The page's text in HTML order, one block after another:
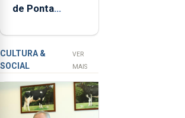
relacionadas
a
apanha
ilegal
de
lapas
entre
de Ponta
contar com
novos
instrumentos
CULTURA &
SOCIAL
VER
MAIS